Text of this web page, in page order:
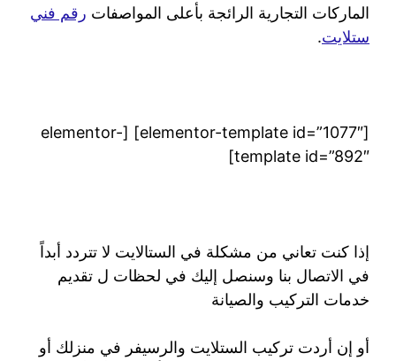
الماركات التجارية الرائجة بأعلى المواصفات رقم فني
ستلايت.
[elementor-template id=”1077″] [elementor-
template id=”892″]
إذا كنت تعاني من مشكلة في الستالايت لا تتردد أبداً
في الاتصال بنا وسنصل إليك في لحظات ل تقديم
خدمات التركيب والصيانة
أو إن أردت تركيب الستلايت والرسيفر في منزلك أو